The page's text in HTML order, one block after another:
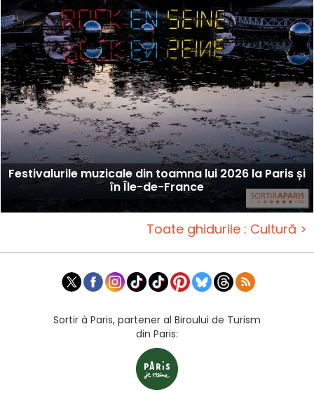
Festivalurile muzicale din toamna lui 2026 la Paris și
în Île-de-France
Toate ghidurile : Cultură >
Sortir à Paris, partener al Biroului de Turism
din Paris: